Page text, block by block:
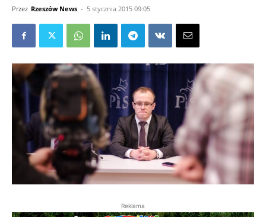
Przez Rzeszów News - 5 stycznia 2015 09:05
Reklama